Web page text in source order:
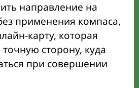
направление на
применения компаса,
карту, которая
сторону, куда
при совершении